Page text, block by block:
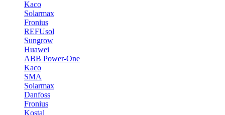
Kaco
Solarmax
Fronius
REFUsol
Sungrow
Huawei
ABB Power-One
Kaco
SMA
Solarmax
Danfoss
Fronius
Kostal